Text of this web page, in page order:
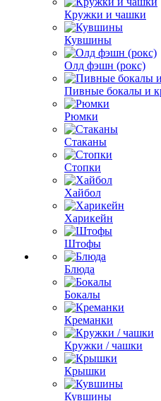
Кружки и чашки
Кувшины
Олд фэшн (рокс)
Пивные бокалы и
Рюмки
Стаканы
Стопки
Хайбол
Харикейн
Штофы
Блюда
Бокалы
Креманки
Кружки / чашки
Крышки
Кувшины